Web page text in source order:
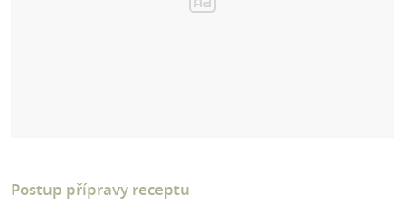
Postup přípravy receptu